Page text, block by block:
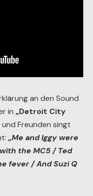
an den Sound
in „Detroit City
Freunden singt
„Me and Iggy were
the MC5 / Ted
fever / And Suzi Q